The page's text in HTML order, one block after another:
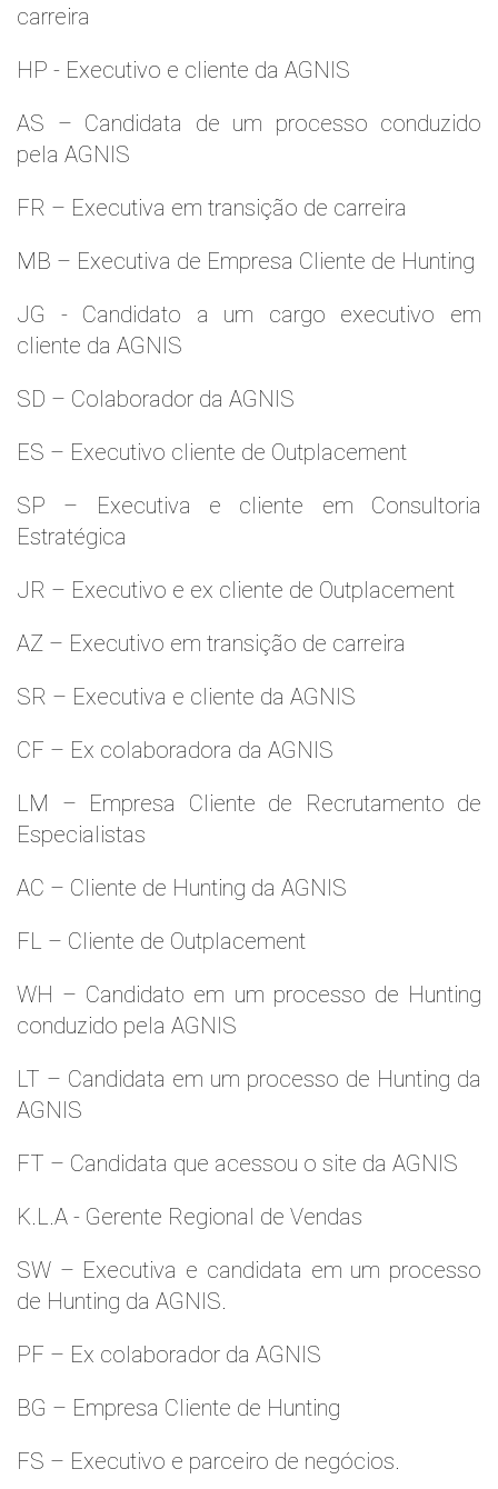
carreira
HP - Executivo e cliente da AGNIS
AS – Candidata de um processo conduzido
pela AGNIS
FR – Executiva em transição de carreira
MB – Executiva de Empresa Cliente de Hunting
JG - Candidato a um cargo executivo em
cliente da AGNIS
SD – Colaborador da AGNIS
ES – Executivo cliente de Outplacement
SP – Executiva e cliente em Consultoria
Estratégica
JR – Executivo e ex cliente de Outplacement
AZ – Executivo em transição de carreira
SR – Executiva e cliente da AGNIS
CF – Ex colaboradora da AGNIS
LM – Empresa Cliente de Recrutamento de
Especialistas
AC – Cliente de Hunting da AGNIS
FL – Cliente de Outplacement
WH – Candidato em um processo de Hunting
conduzido pela AGNIS
LT – Candidata em um processo de Hunting da
AGNIS
FT – Candidata que acessou o site da AGNIS
K.L.A - Gerente Regional de Vendas
SW – Executiva e candidata em um processo
de Hunting da AGNIS.
PF – Ex colaborador da AGNIS
BG – Empresa Cliente de Hunting
FS – Executivo e parceiro de negócios.